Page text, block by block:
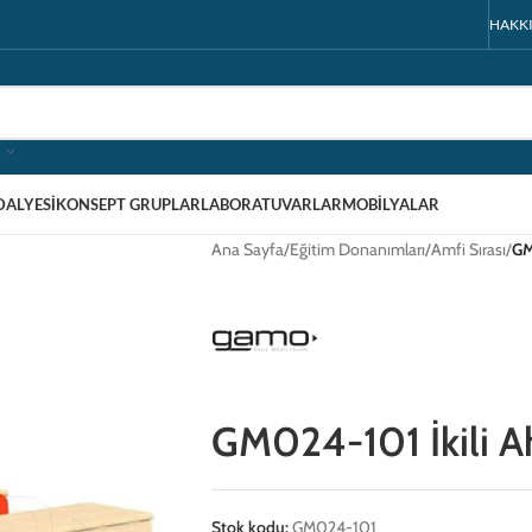
KONSEPT GRUPLARLABORATUVARLARMOBILYALAR
Ana Sayfa/Eğitim Donanımları/Amfi Sırası/
GM024-101 İkili
Stok kodu:GM024-101